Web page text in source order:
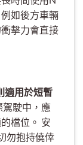
如後方車輛
擊力會直接
適用於短暫
駕駛中，應
檔位。 安
勿抱持僥倖